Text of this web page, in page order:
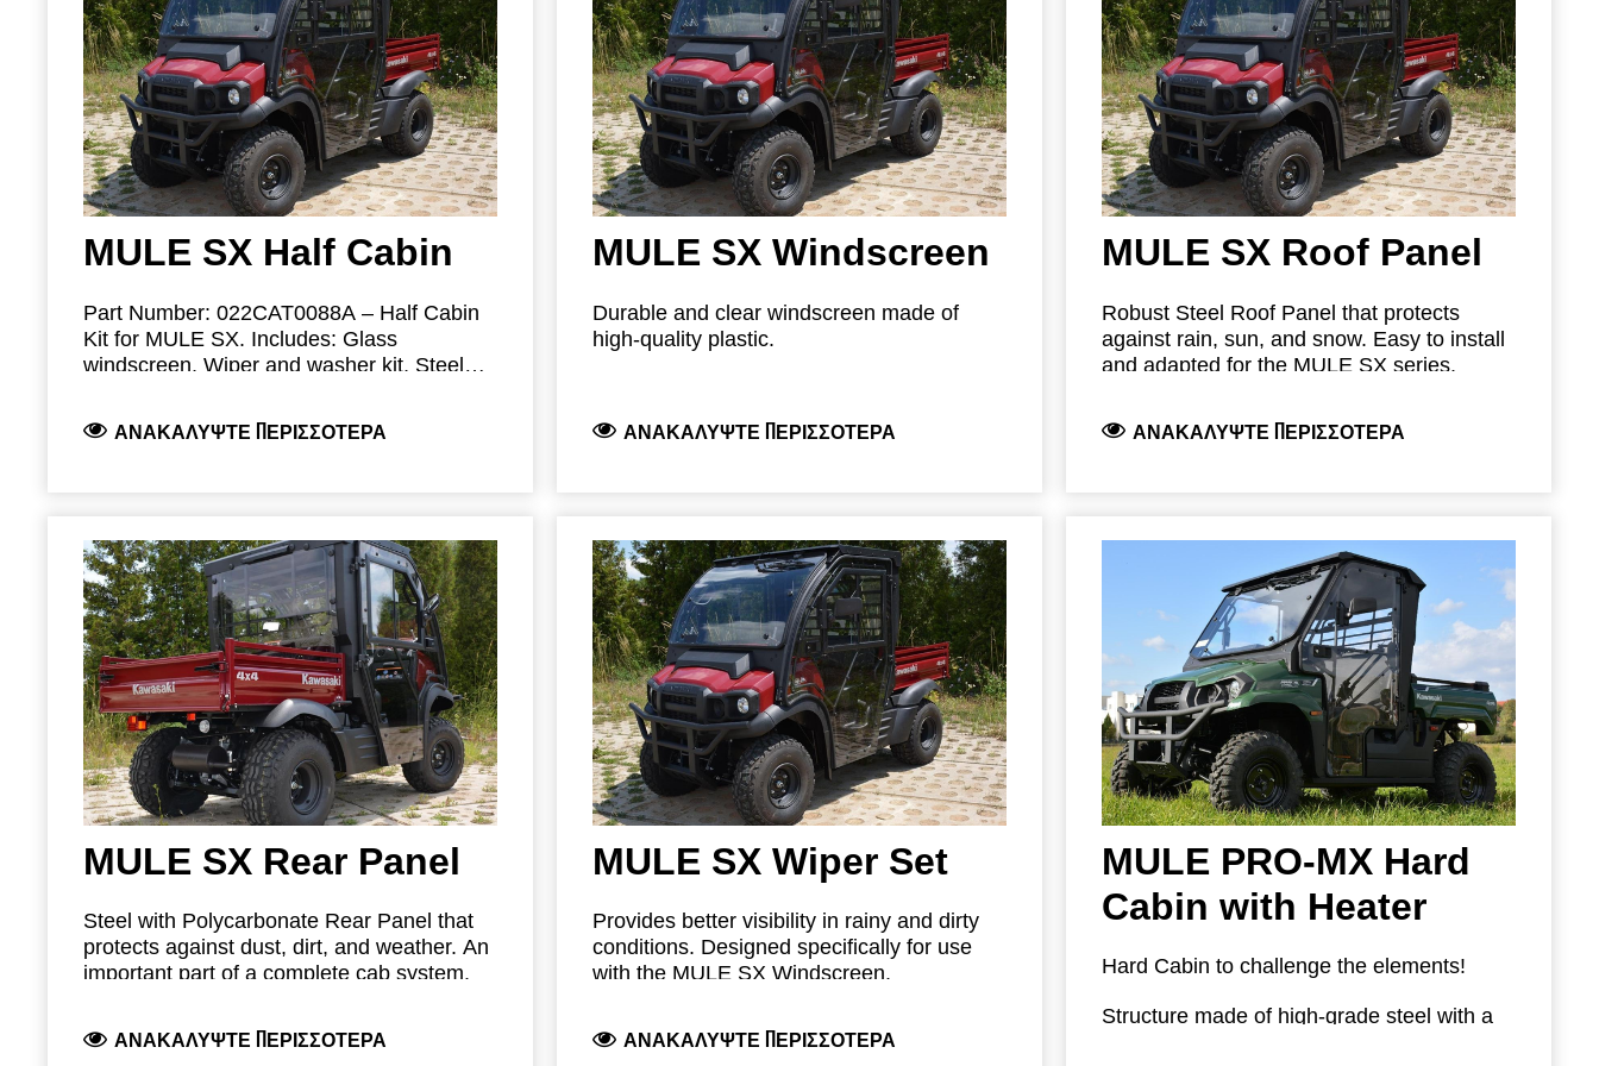
022CAT0094: Wiper Set
42S02U02S03: Washer Set
022CAT0045: Washer Set
42S08U01S02: Heater Set (Accessory
Fuse Kit recommended)
022CAT0090: Παρμπρίζ
022CAT0091: Πάνελ Οροφής
022CAT0092: Πίσω Πάνελ
022CAT0093: Σετ Πορτών
022CAT0094: Σετ Υαλοκαθαριστήρα
42S02U02S03: Σετ Πλυστικού
Συστήματος
Η εικόνα που εμφανίζεται είναι το
022CAT0087A – MULE SX Hard Cabin με
συρόμενα παράθυρα. Το 022CAT0087C
διαθέτει σταθερά παράθυρα.
MULE SX Half Cabin
Part Number: 022CAT0088A – Half Cabin
Kit for MULE SX. Includes: Glass
windscreen, Wiper and washer kit, Steel
Rear Panel.
022CAT0091: Roof Panel
022CAT0092: Rear Panel
022CAT0093: Door Set
022CAT0094: Wiper Set
42S02U02S03: Washer Set
Image shown is 022CAT0087A, MULE SX
Hard Cabin with Sliding Windows.
ΑΝΑΚΑΛΎΨΤΕ ΠΕΡΙΣΣΌΤΕΡΑ
MULE SX Windscreen
Durable and clear windscreen made of
high-quality plastic.
Washer.
42S02U0410: Windscreen + Wiper +
Washer
022CAT0090: Windscreen
022CAT0091: Roof Panel
022CAT0092: Rear Panel
022CAT0093: Door Set
022CAT0094: Wiper Set
42S02U02S03: Washer Set
Image shown is 022CAT0087A, MULE SX
Hard Cabin with Sliding Windows.
ΑΝΑΚΑΛΎΨΤΕ ΠΕΡΙΣΣΌΤΕΡΑ
MULE SX Roof Panel
Robust Steel Roof Panel that protects
against rain, sun, and snow. Easy to install
and adapted for the MULE SX series.
Panel for MULE SX.
42S02U0410: Windscreen + Wiper +
022CAT0090: Windscreen
022CAT0091: Roof Panel
022CAT0092: Rear Panel
022CAT0093: Door Set
022CAT0094: Wiper Set
42S02U02S03: Washer Set
Image shown is 022CAT0087A, MULE SX
Hard Cabin with Sliding Windows.
ΑΝΑΚΑΛΎΨΤΕ ΠΕΡΙΣΣΌΤΕΡΑ
MULE SX Rear Panel
Steel with Polycarbonate Rear Panel that
protects against dust, dirt, and weather. An
important part of a complete cab system.
for MULE SX.
ΑΝΑΚΑΛΎΨΤΕ ΠΕΡΙΣΣΌΤΕΡΑ
MULE SX Wiper Set
Provides better visibility in rainy and dirty
conditions. Designed specifically for use
with the MULE SX Windscreen.
ΑΝΑΚΑΛΎΨΤΕ ΠΕΡΙΣΣΌΤΕΡΑ
MULE PRO-MX Hard
Cabin with Heater
Hard Cabin to challenge the elements!
Structure made of high-grade steel with a